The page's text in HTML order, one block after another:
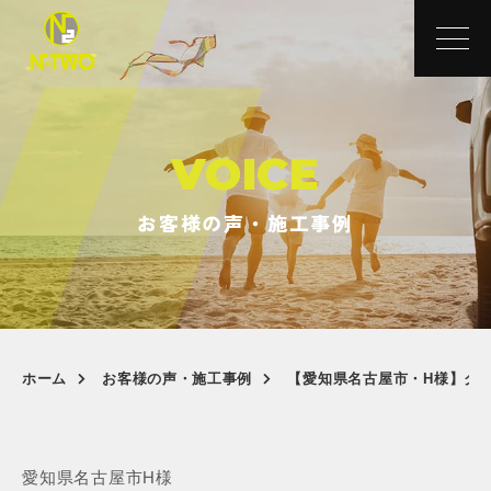
VOICE
お客様の声・施工事例
ホーム お客様の声・施工事例 【愛知県名古屋市・H様】ク
愛知県名古屋市H様